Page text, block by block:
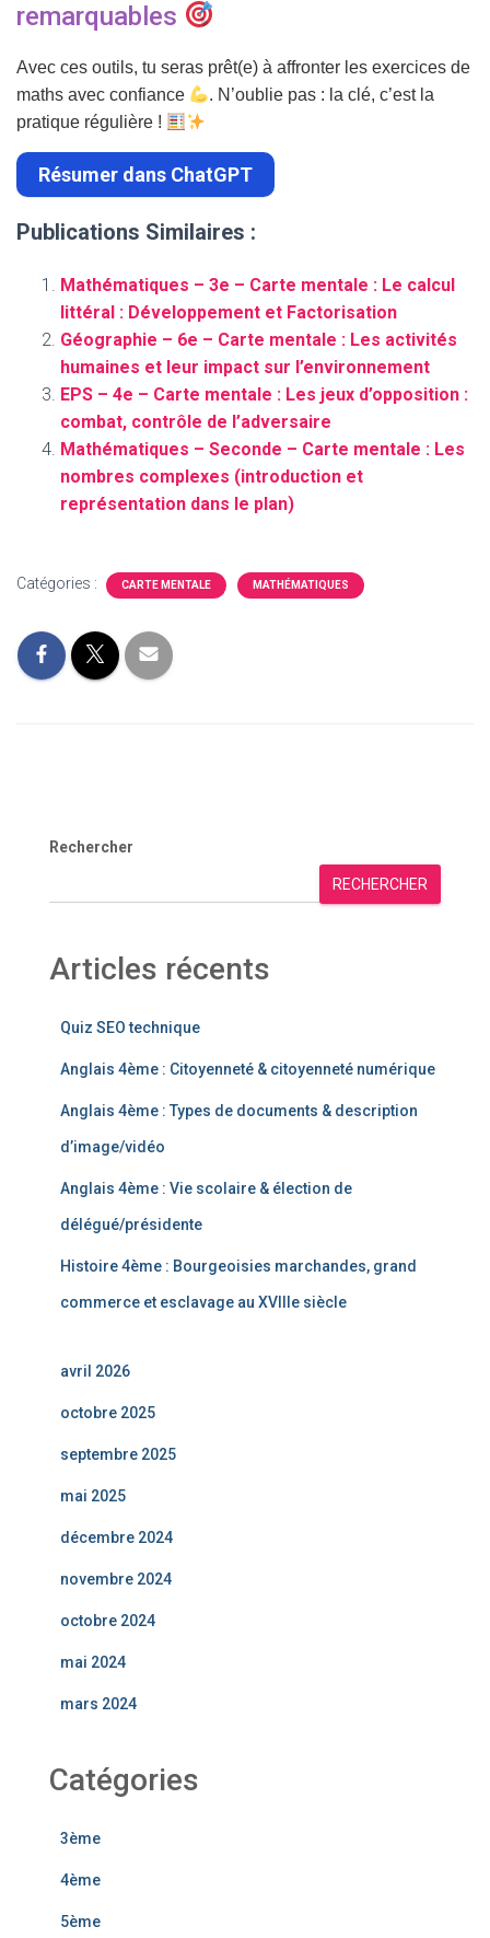
remarquables
Avec ces outils, tu seras prêt(e) à affronter les exercices de
maths avec confiance
. N’oublie pas : la clé, c’est la
pratique régulière !
Résumer dans ChatGPT
Publications Similaires :
Mathématiques – 3e – Carte mentale : Le calcul
littéral : Développement et Factorisation
Géographie – 6e – Carte mentale : Les activités
humaines et leur impact sur l’environnement
EPS – 4e – Carte mentale : Les jeux d’opposition :
combat, contrôle de l’adversaire
Mathématiques – Seconde – Carte mentale : Les
nombres complexes (introduction et
représentation dans le plan)
Catégories : CARTE MENTALE MATHÉMATIQUES
Rechercher
RECHERCHER
Articles récents
Quiz SEO technique
Anglais 4ème : Citoyenneté & citoyenneté numérique
Anglais 4ème : Types de documents & description
d’image/vidéo
Anglais 4ème : Vie scolaire & élection de
délégué/présidente
Histoire 4ème : Bourgeoisies marchandes, grand
commerce et esclavage au XVIIIe siècle
avril 2026
octobre 2025
septembre 2025
mai 2025
décembre 2024
novembre 2024
octobre 2024
mai 2024
mars 2024
Catégories
3ème
4ème
5ème